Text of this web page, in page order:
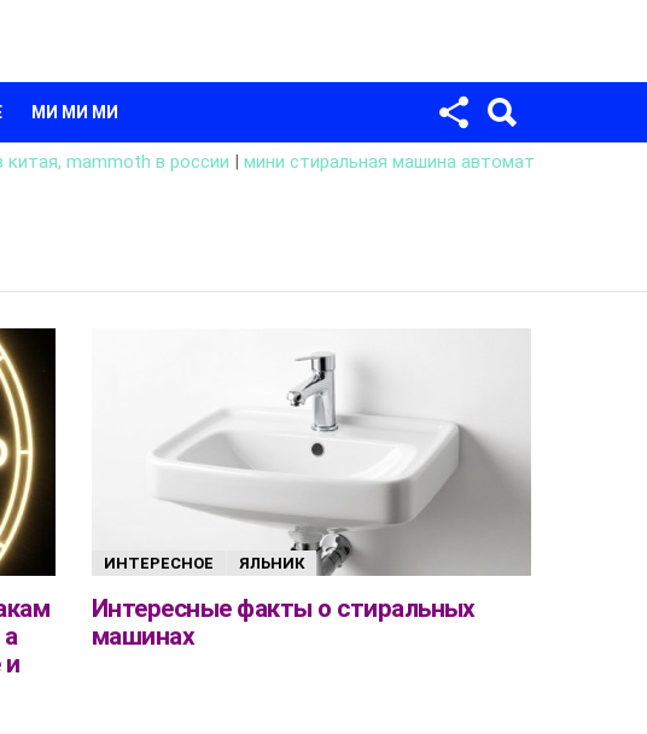
МИ МИ МИ
mammoth в россии | мини стиральная машина автомат
и
ИНТЕРЕСНОЕ ЯЛЬНИК
Интересные факты о стиральных
машинах